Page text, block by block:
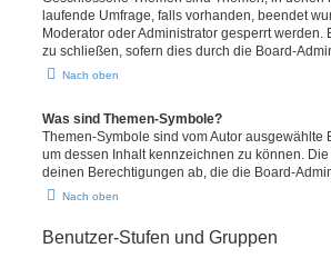
laufende Umfrage, falls vorhanden, beendet
Moderator oder Administrator gesperrt
zu schließen, sofern dies durch die Board-
Nach oben
Was sind Themen-Symbole?
Themen-Symbole sind vom Autor
um dessen Inhalt kennzeichnen zu können.
deinen Berechtigungen ab, die die Board-
Nach oben
Benutzer-Stufen und Gruppen